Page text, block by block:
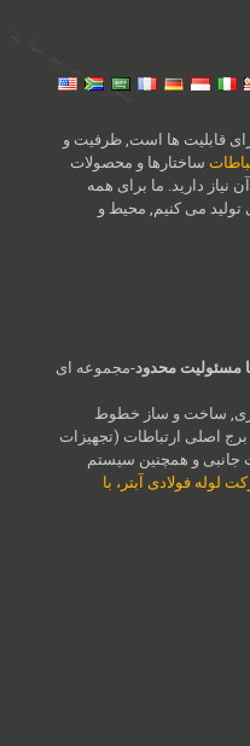
قابلیت ها است, ظرفیت و
ساختارها و محصولات
نیاز دارید. ما برای همه
تولید می کنیم, محیط و
مسئولیت محدود-مجموعه ای
ساخت و ساز خطوط
برج اصلی ارتباطات (تجهیزات
جانبی و همچنین سیستم
لوله فولادی آبتر، با